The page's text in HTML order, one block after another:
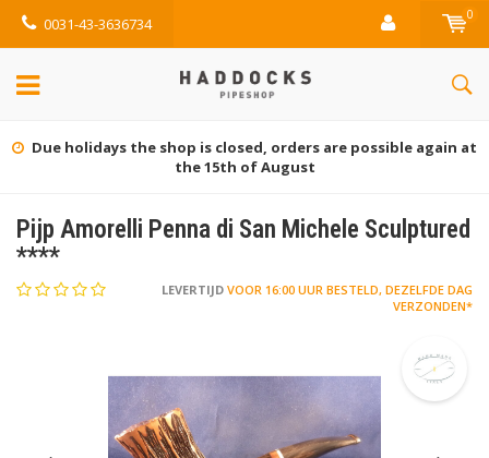
0031-43-3636734 0
are possible again at
Gratis
Pijp Amorelli Penna di San Michele Sculptured
****
LEVERTIJD VOOR 16:00 UUR BESTELD, DEZELFDE DAG
VERZONDEN*